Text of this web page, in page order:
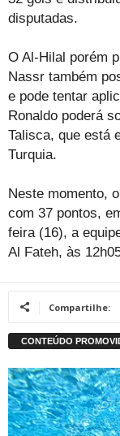
disputadas.
O Al-Hilal porém
Nassr também
e pode tentar
Ronaldo poderá
Talisca, que está
Turquia.
Neste momento,
com 37 pontos,
feira (16), a
Al Fateh, às
Compartilhe: